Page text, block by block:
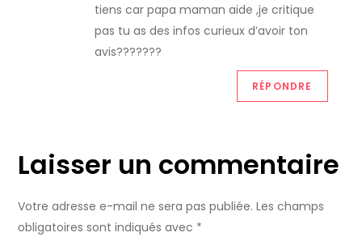
tiens car papa maman aide ,je critique
pas tu as des infos curieux d’avoir ton
avis???????
RÉPONDRE
Laisser un commentaire
Votre adresse e-mail ne sera pas publiée. Les champs
obligatoires sont indiqués avec *